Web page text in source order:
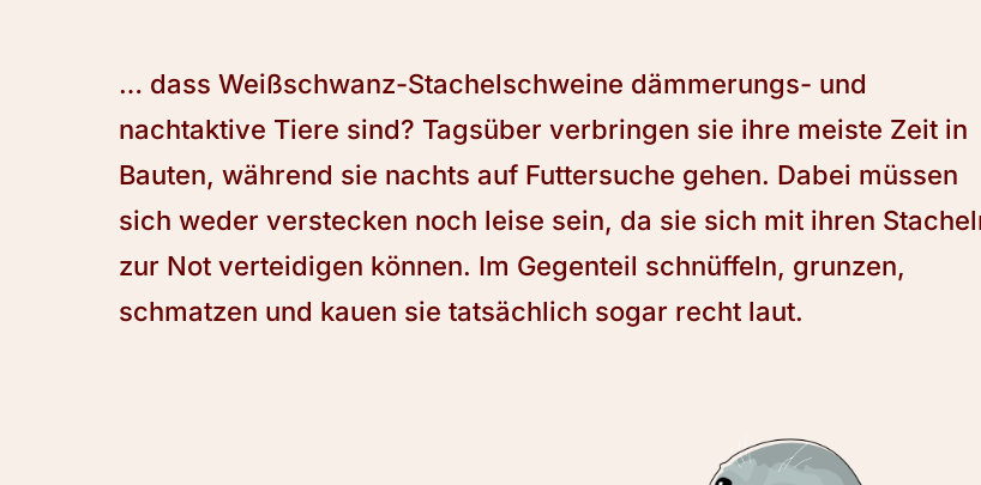
… dass Weißschwanz-Stachelschweine dämmerungs- und
nachtaktive Tiere sind? Tagsüber verbringen sie ihre meiste Zeit in
Bauten, während sie nachts auf Futtersuche gehen. Dabei müssen
sich weder verstecken noch leise sein, da sie sich mit ihren
zur Not verteidigen können. Im Gegenteil schnüffeln, grunzen,
schmatzen und kauen sie tatsächlich sogar recht laut.